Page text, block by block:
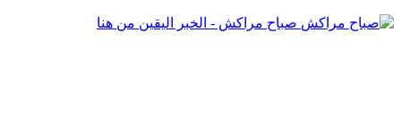
صباح مراكش - الخبر اليقين من هنا